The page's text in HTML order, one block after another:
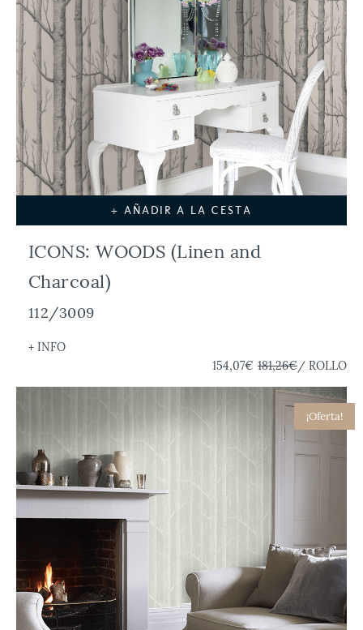
+ AÑADIR A LA CESTA
ICONS: WOODS (Linen and
Charcoal)
112/3009
+ INFO
154,07€ 181,26€/ ROLLO
¡Oferta!